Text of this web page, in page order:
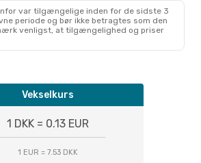
var tilgængelige inden for de sidste 3
periode og bør ikke betragtes som den
venligst, at tilgængelighed og priser
Vekselkurs
1 DKK = 0.13 EUR
1 EUR = 7.53 DKK